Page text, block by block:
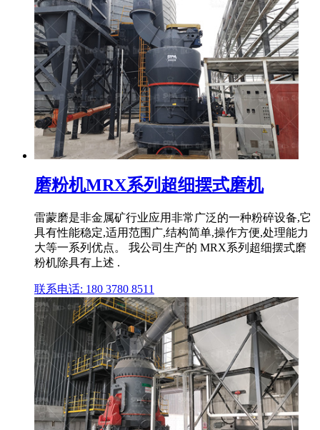
磨粉机MRX系列超细摆式磨机
雷蒙磨是非金属矿行业应用非常广泛的一种粉碎设备,它
具有性能稳定,适用范围广,结构简单,操作方便,处理能力
大等一系列优点。 我公司生产的 MRX系列超细摆式磨
粉机除具有上述 .
联系电话: 180 3780 8511